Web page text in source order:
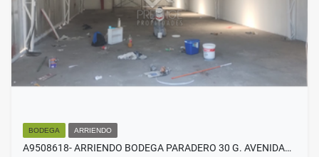
BODEGA ARRIENDO
A9508618- ARRIENDO BODEGA PARADERO 30 G. AVENIDA…